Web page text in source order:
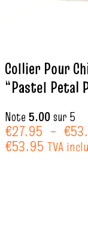
Collier Pour
“Pastel Petal
Note 5.00sur 5
€27.95 – €
€53.95 TVA